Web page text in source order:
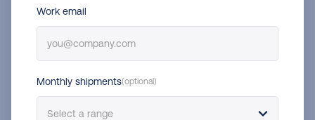
laurasteenmetz
Work email
Monthly shipments(optional)